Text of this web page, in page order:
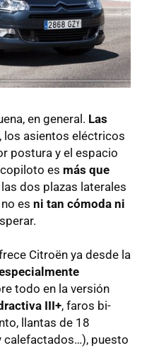
en general. Las
, los asientos eléctricos
postura y el espacio
es más que
dos plazas laterales
es ni tan cómoda ni
Citroën ya desde la
todo en la versión
III+, faros bi-
llantas de 18
calefactados…), puesto